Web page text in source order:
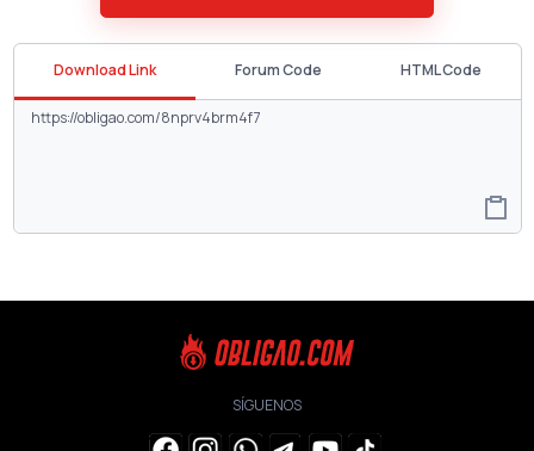
Download Link Forum Code HTML Code
SÍGUENOS